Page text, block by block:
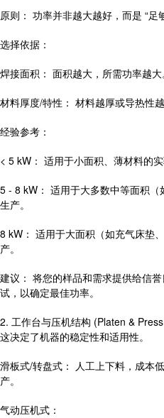
原则： 功率并非越大越好，而是 “足
选择依据：
焊接面积： 面积越大，所需功率越大
材料厚度/特性： 材料越厚或导热性
经验参考：
< 5 kW： 适用于小面积、薄材料的实
5 - 8 kW： 适用于大多数中等面积
生产。
8 kW： 适用于大面积（如充气床垫
产。
建议： 将您的样品和需求提供给信
试，以确定最佳功率。
2. 工作台与压机结构 (Platen &
这决定了机器的稳定性和适用性。
滑板式/转盘式： 人工上下料，成本
产。
气动压机式：